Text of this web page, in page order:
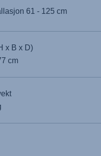
61 - 125 cm
x B x D)
cm